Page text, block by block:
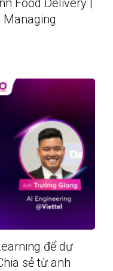
Food Delivery |
để dự
sẻ từ anh